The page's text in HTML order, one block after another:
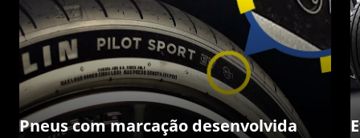
Pneus com marcação desenvolvida